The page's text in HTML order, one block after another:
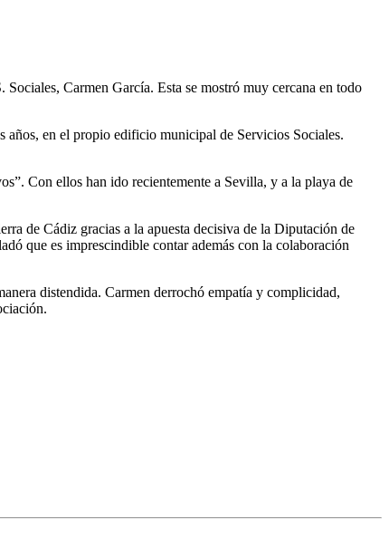
Carmen García. Esta se mostró muy cercana en todo
en el propio edificio municipal de Servicios Sociales.
Con ellos han ido recientemente a Sevilla, y a la playa de
de Cádiz gracias a la apuesta decisiva de la Diputación de
que es imprescindible contar además con la colaboración
distendida. Carmen derrochó empatía y complicidad,